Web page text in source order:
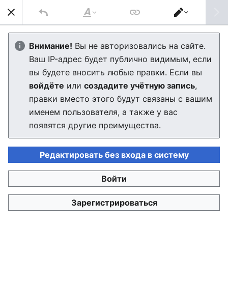
Муроморский автобус
Редактор скоро загрузится. Если через несколько
секунд вы будете по-прежнему видеть это
сообщение, пожалуйста,обновите страницу .
Политика конфиденциальности Настольная версия
Стиль
текста
Переключить
редактор
Внимание! Вы не авторизовались на сайте.
Ваш IP-адрес будет публично видимым, если
вы будете вносить любые правки. Если вы
войдёте или создадите учётную запись,
правки вместо этого будут связаны с вашим
именем пользователя, а также у вас
появятся другие преимущества.
Редактировать без входа в систему
Войти
Зарегистрироваться